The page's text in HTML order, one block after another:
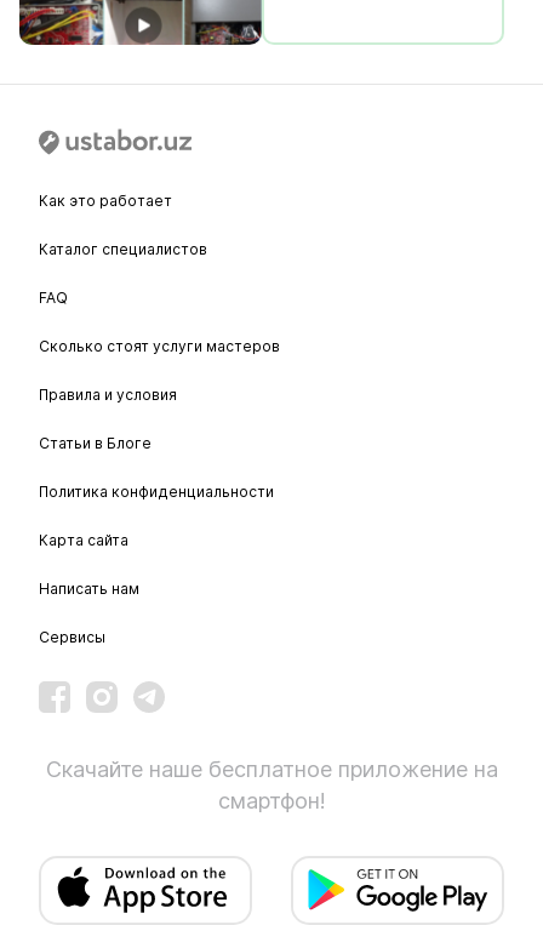
Как это работает
Каталог специалистов
FAQ
Сколько стоят услуги мастеров
Правила и условия
Статьи в Блоге
Политика конфиденциальности
Карта сайта
Написать нам
Сервисы
Скачайте наше бесплатное приложение на
смартфон!